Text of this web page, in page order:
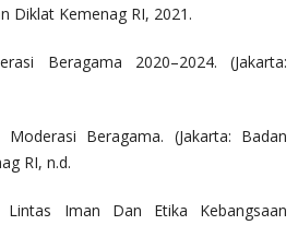
Diklat Kemenag RI, 2021.
Beragama 2020–2024. (Jakarta:
Beragama. (Jakarta: Badan
RI, n.d.
Iman Dan Etika Kebangsaan